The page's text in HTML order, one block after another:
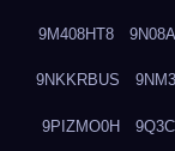
9M408HT8
9NKKRBUS
9PIZMO0H